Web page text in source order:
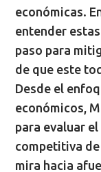
económicas.
entender
paso para
de que este
Desde el
económicos,
para evaluar
competitiva de
mira hacia